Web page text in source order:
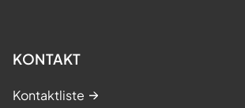
KONTAKT
Kontaktliste